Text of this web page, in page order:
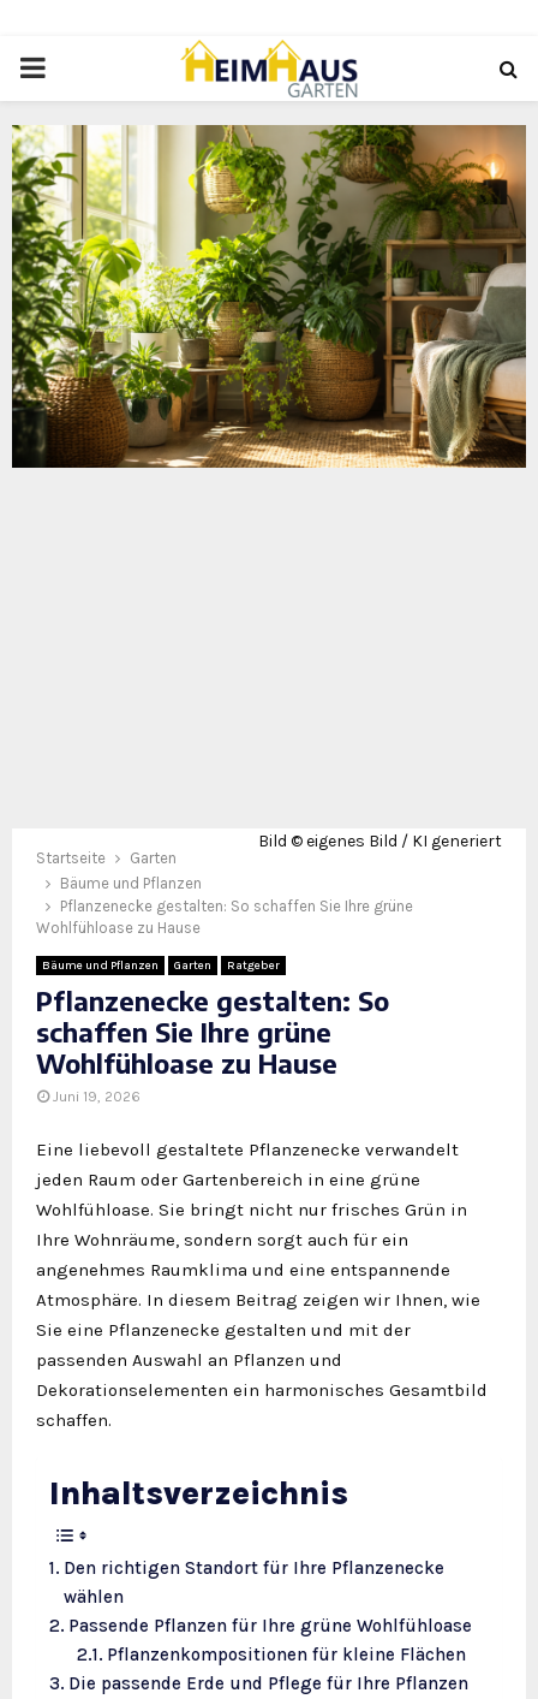
PRIMARY
MENU
Bild © eigenes Bild / KI generiert
Startseite
Garten
Bäume und Pflanzen
Pflanzenecke gestalten: So schaffen Sie Ihre grüne
Wohlfühloase zu Hause
Bäume und Pflanzen Garten Ratgeber
Pflanzenecke gestalten: So
schaffen Sie Ihre grüne
Wohlfühloase zu Hause
Juni 19, 2026
Eine liebevoll gestaltete Pflanzenecke verwandelt
jeden Raum oder Gartenbereich in eine grüne
Wohlfühloase. Sie bringt nicht nur frisches Grün in
Ihre Wohnräume, sondern sorgt auch für ein
angenehmes Raumklima und eine entspannende
Atmosphäre. In diesem Beitrag zeigen wir Ihnen, wie
Sie eine Pflanzenecke gestalten und mit der
passenden Auswahl an Pflanzen und
Dekorationselementen ein harmonisches Gesamtbild
schaffen.
Inhaltsverzeichnis
Den richtigen Standort für Ihre Pflanzenecke
wählen
Passende Pflanzen für Ihre grüne Wohlfühloase
Pflanzenkompositionen für kleine Flächen
Die passende Erde und Pflege für Ihre Pflanzen